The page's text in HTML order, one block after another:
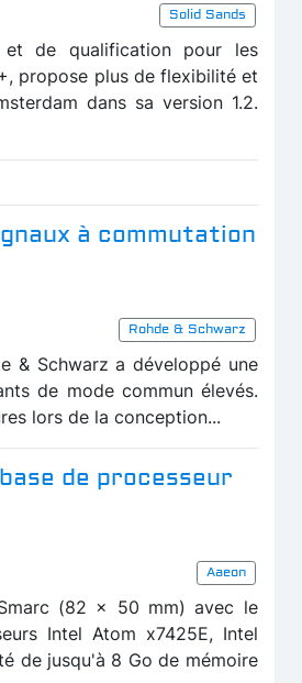
Solid Sands
et de qualification pour les
propose plus de flexibilité et
dans sa version 1.2.
à commutation
Rohde & Schwarz
& Schwarz a développé une
de mode commun élevés.
lors de la conception...
de processeur
Aaeon
(82 x 50 mm) avec le
Intel Atom x7425E, Intel
de jusqu'à 8 Go de mémoire